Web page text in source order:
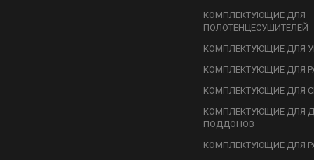
КОМПЛЕКТУЮЩИЕ ДЛЯ
ПОЛОТЕНЦЕСУШИТЕЛЕЙ
КОМПЛЕКТУЮЩИЕ ДЛЯ
КОМПЛЕКТУЮЩИЕ ДЛЯ
КОМПЛЕКТУЮЩИЕ ДЛЯ
КОМПЛЕКТУЮЩИЕ ДЛЯ
ПОДДОНОВ
КОМПЛЕКТУЮЩИЕ ДЛЯ